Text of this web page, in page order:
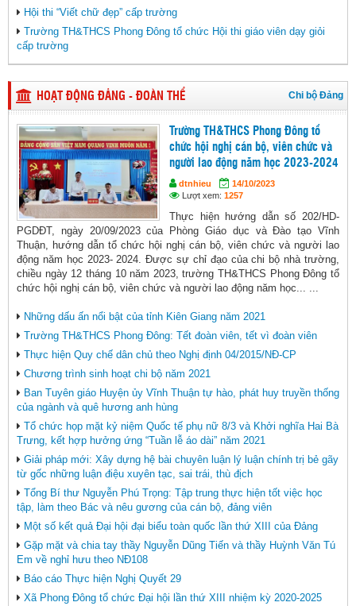
Hội thi “Viết chữ đẹp” cấp trường
Trường TH&THCS Phong Đông tổ chức Hội thi giáo viên dạy giỏi
cấp trường
HOẠT ĐỘNG ĐẢNG - ĐOÀN THỂ Chi bộ Đảng
Trường TH&THCS Phong Đông tổ
chức hội nghị cán bộ, viên chức và
người lao động năm học 2023-2024
dtnhieu
14/10/2023
Lượt xem: 1257
Thực hiện hướng dẫn số 202/HD-
PGDĐT, ngày 20/09/2023 của Phòng Giáo dục và Đào tạo Vĩnh
Thuận, hướng dẫn tổ chức hội nghị cán bộ, viên chức và người lao
động năm học 2023- 2024. Được sự chỉ đạo của chi bộ nhà trường,
chiều ngày 12 tháng 10 năm 2023, trường TH&THCS Phong Đông tổ
chức hội nghị cán bộ, viên chức và người lao động năm học... ...
Những dấu ấn nổi bật của tỉnh Kiên Giang năm 2021
Trường TH&THCS Phong Đông: Tết đoàn viên, tết vì đoàn viên
Thực hiện Quy chế dân chủ theo Nghị định 04/2015/NĐ-CP
Chương trình sinh hoạt chi bộ năm 2021
Ban Tuyên giáo Huyện ủy Vĩnh Thuận tự hào, phát huy truyền thống
của ngành và quê hương anh hùng
Tổ chức họp mặt kỷ niệm Quốc tế phụ nữ 8/3 và Khởi nghĩa Hai Bà
Trưng, kết hợp hưởng ứng “Tuần lễ áo dài” năm 2021
Giải pháp mới: Xây dựng hệ bài chuyên luận lý luận chính trị bẻ gãy
từ gốc những luận điệu xuyên tạc, sai trái, thù địch
Tổng Bí thư Nguyễn Phú Trọng: Tập trung thực hiện tốt việc học
tập, làm theo Bác và nêu gương của cán bộ, đảng viên
Một số kết quả Đại hội đại biểu toàn quốc lần thứ XIII của Đảng
Gặp mặt và chia tay thầy Nguyễn Dũng Tiến và thầy Huỳnh Văn Tú
Em về nghỉ hưu theo NĐ108
Báo cáo Thực hiện Nghị Quyết 29
Xã Phong Đông tổ chức Đại hội lần thứ XIII nhiệm kỳ 2020-2025